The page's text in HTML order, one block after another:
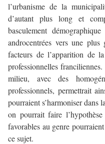
l’urbanisme de la
d’autant plus long et
basculement
androcentrées vers une
facteurs de l’apparition de
professionnelles
milieu, avec des
professionnels, permettrait
pourraient s’harmoniser dans
on pourrait faire
favorables au genre
ce sujet.